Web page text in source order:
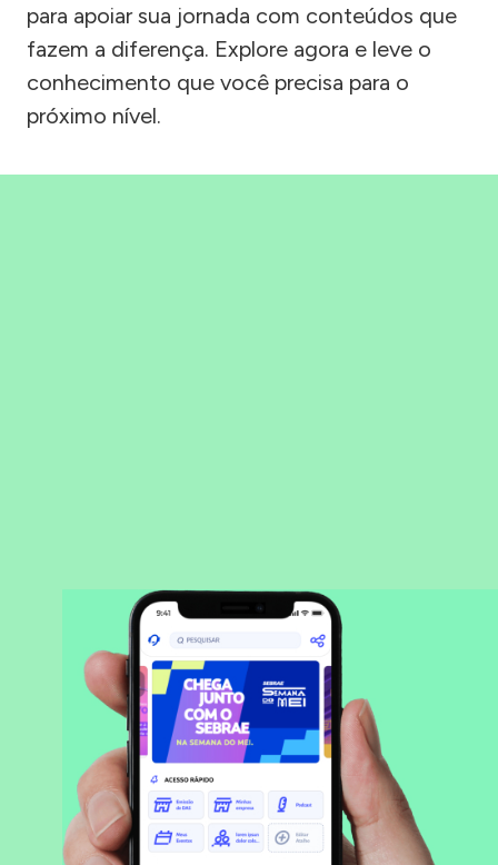
para apoiar sua jornada com conteúdos que
fazem a diferença. Explore agora e leve o
conhecimento que você precisa para o
próximo nível.